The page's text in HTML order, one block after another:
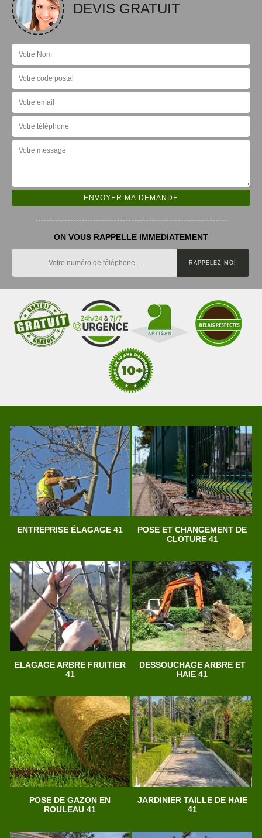
DEVIS GRATUIT
ON VOUS RAPPELLE IMMEDIATEMENT
ENTREPRISE ÉLAGAGE 41
POSE ET CHANGEMENT DE
CLOTURE 41
ELAGAGE ARBRE FRUITIER
41
DESSOUCHAGE ARBRE ET
HAIE 41
POSE DE GAZON EN
ROULEAU 41
JARDINIER TAILLE DE HAIE
41